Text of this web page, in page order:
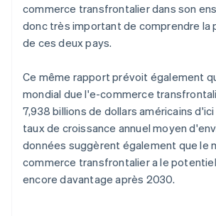
commerce transfrontalier dans son
donc très important de comprendre la
de ces deux pays.
Ce même rapport prévoit également
mondial due l'e-commerce
7,938 billions de dollars américains
taux de croissance annuel moyen
données suggèrent également que le
commerce transfrontalier a le
encore davantage après 2030.